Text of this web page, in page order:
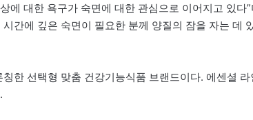
에 대한 욕구가 숙면에 대한 관심으로 이어지고 있다
간에 깊은 숙면이 필요한 분께 양질의 잠을 자는 데
한 선택형 맞춤 건강기능식품 브랜드이다. 에센셜